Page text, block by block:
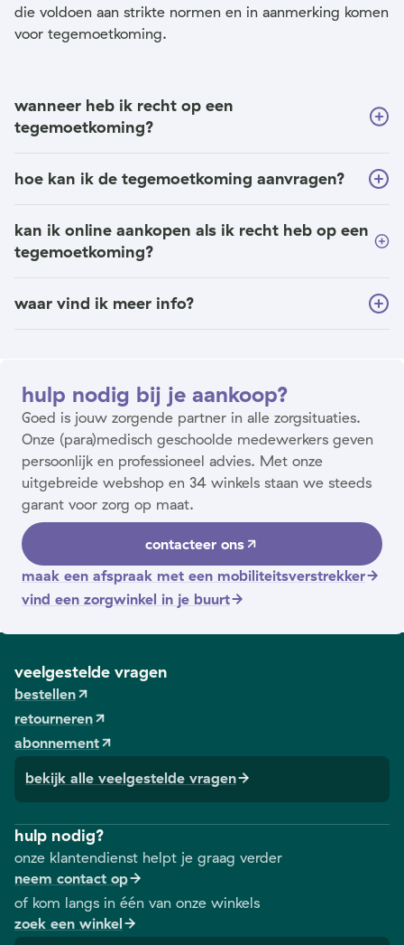
die voldoen aan strikte normen en in aanmerking komen
voor tegemoetkoming.
wanneer heb ik recht op een
tegemoetkoming?
hoe kan ik de tegemoetkoming aanvragen?
kan ik online aankopen als ik recht heb op een
tegemoetkoming?
waar vind ik meer info?
hulp nodig bij je aankoop?
Goed is jouw zorgende partner in alle zorgsituaties.
Onze (para)medisch geschoolde medewerkers geven
persoonlijk en professioneel advies. Met onze
uitgebreide webshop en 34 winkels staan we steeds
garant voor zorg op maat.
contacteer ons
maak een afspraak met een mobiliteitsverstrekker
vind een zorgwinkel in je buurt
veelgestelde vragen
bestellen
retourneren
abonnement
bekijk alle veelgestelde vragen
hulp nodig?
onze klantendienst helpt je graag verder
neem contact op
of kom langs in één van onze winkels
zoek een winkel